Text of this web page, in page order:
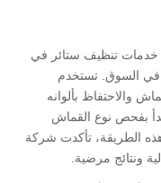
تنظيف ستائر في
في السوق. تستخدم
والاحتفاظ بألوانه
بفحص نوع القماش
الطريقة، تأكدت شركة
ونتائج مرضية.